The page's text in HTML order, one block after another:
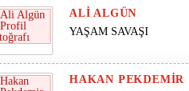
ALI ALGÜN
YAŞAM SAVAŞI
HAKAN PEKDEMIR